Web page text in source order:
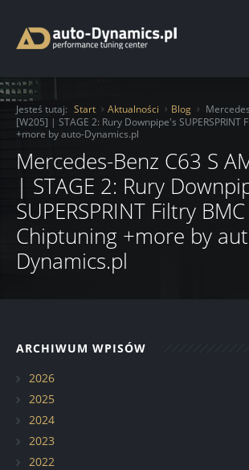
Start
O Firmie
Oferta
Chiptuning
Moduły mocy
Serwis
Usługi
Ochrona lakieru folią
Auto Detailing
Renowacja felg
Elementy z włókna węglowego
Renowacja pojazdów zabytkowych
Katalog
Aktualności
Realizacje
Jesteś tutaj: Start Aktualności Blog
[W205] | STAGE 2: Rury Downpipe's SUPERSPRINT
+more by auto-Dynamics.pl
Mercedes-Benz C63 S
| STAGE 2: Rury
SUPERSPRINT Filtry BMC
Chiptuning +more by
Dynamics.pl
ARCHIWUM WPISÓW
2026
2025
2024
2023
2022